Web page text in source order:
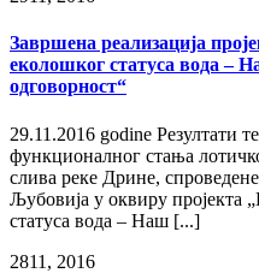
Завршена реализација
еколошког статуса вода –
одговорност“
29.11.2016 godine Резултати
функционалног стања
слива реке Дрине,
Љубовија у оквиру пројекта
статуса вода – Наш [...]
2811, 2016